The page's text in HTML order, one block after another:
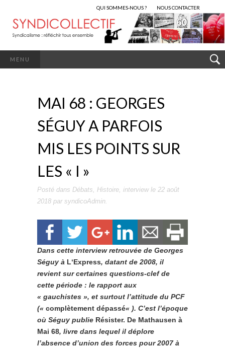
QUI SOMMES-NOUS ? NOUS CONTACTER
MENU
MAI 68 : GEORGES
SÉGUY A PARFOIS
MIS LES POINTS SUR
LES « I »
Posté dans Débats, Histoire, interviewle 22 août
2018 par syndicoAdmin.
Dans cette interview retrouvée de Georges
Séguy à L‘Express, datant de 2008, il
revient sur certaines questions-clef de
cette période : le rapport aux
« gauchistes », et surtout l’attitude du PCF
(« complètement dépassé« ). C’est l’époque
où Séguy publie Résister. De Mathausen à
Mai 68, livre dans lequel il déplore
l’absence d’union des forces pour 2007 à